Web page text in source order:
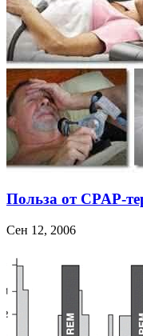
Польза от CPAP-
Сен 12, 2006